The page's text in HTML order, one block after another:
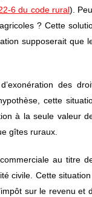
6 du code rural).
? Cette
supposerait que
des
cette
à la seule valeur
gîtes ruraux.
au titre
civile. Cette
sur le revenu et